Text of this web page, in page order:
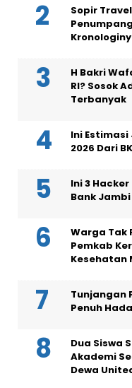
Sopir
H Bakri
RI? Sosok
Terbanyak
Ini Estimasi
2026 Dari
Ini 3
Bank
Warga Tak
Pemkab
Kesehatan
Tunjangan
Penuh
Dua Siswa
Akademi
Dewa